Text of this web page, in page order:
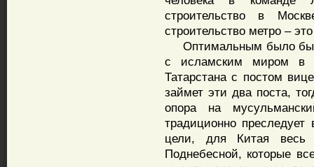
строительство в
строительство метро –
Оптимальным было бы
с исламским миром в
Татарстана с постом
займет эти два поста,
опора на
традиционно
цели, для Китая весь
Поднебесной, которые